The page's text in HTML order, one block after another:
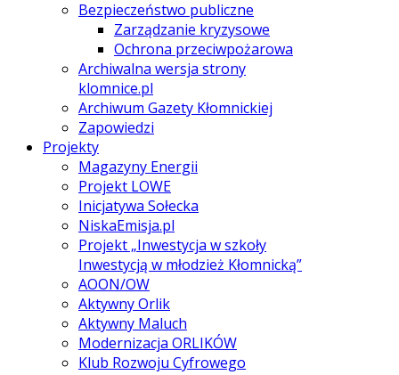
Bezpieczeństwo publiczne
Zarządzanie kryzysowe
Ochrona przeciwpożarowa
Archiwalna wersja strony
klomnice.pl
Archiwum Gazety Kłomnickiej
Zapowiedzi
Projekty
Magazyny Energii
Projekt LOWE
Inicjatywa Sołecka
NiskaEmisja.pl
Projekt „Inwestycja w szkoły
Inwestycją w młodzież Kłomnicką”
AOON/OW
Aktywny Orlik
Aktywny Maluch
Modernizacja ORLIKÓW
Klub Rozwoju Cyfrowego